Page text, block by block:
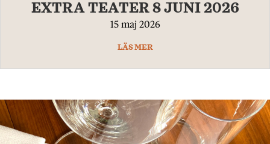
EXTRA TEATER 8 JUNI 2026
15 maj 2026
LÄS MER